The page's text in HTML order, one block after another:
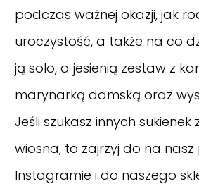
podczas ważnej okazji, jak
uroczystość, a także na co
ją solo, a jesienią zestaw z
marynarką damską oraz
Jeśli szukasz innych sukienek
wiosna, to zajrzyj do na nasz
Instagramie i do naszego